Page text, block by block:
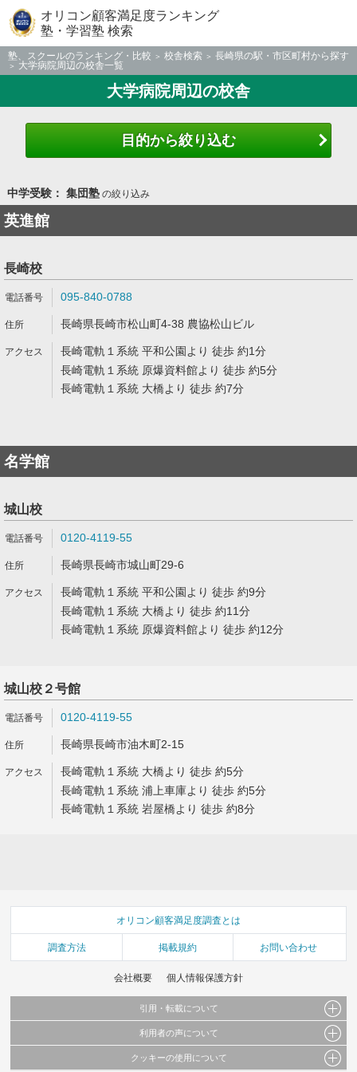
オリコン顧客満足度ランキング
塾・学習塾 検索
塾、スクールのランキング・比較 校舎検索
長崎県の駅・市区町村から探す
大学病院周辺の校舎一覧
大学病院周辺の校舎
目的から絞り込む
中学受験： 集団塾の絞り込み
英進館
長崎校
095-840-0788
長崎県長崎市松山町4-38 農協松山ビル
長崎電軌１系統 平和公園より 徒歩 約1分
長崎電軌１系統 原爆資料館より 徒歩 約5分
長崎電軌１系統 大橋より 徒歩 約7分
名学館
城山校
0120-4119-55
長崎県長崎市城山町29-6
長崎電軌１系統 平和公園より 徒歩 約9分
長崎電軌１系統 大橋より 徒歩 約11分
長崎電軌１系統 原爆資料館より 徒歩 約12分
城山校２号館
0120-4119-55
長崎県長崎市油木町2-15
長崎電軌１系統 大橋より 徒歩 約5分
長崎電軌１系統 浦上車庫より 徒歩 約5分
長崎電軌１系統 岩屋橋より 徒歩 約8分
オリコン顧客満足度調査とは
調査方法 掲載規約 お問い合わせ
会社概要 個人情報保護方針
引用・転載について
当サイトで公開されている情報（文字、写真、イラスト、画像データ等）及びこれらの配
これらの情報を権利者の許可なく無断転載・複製などの二次利用を行うことは固く禁じて
利用者の声について
当サイトに掲載している内容はすべてサービスの利用者が提出された見解・感想です。
クッキーの使用について